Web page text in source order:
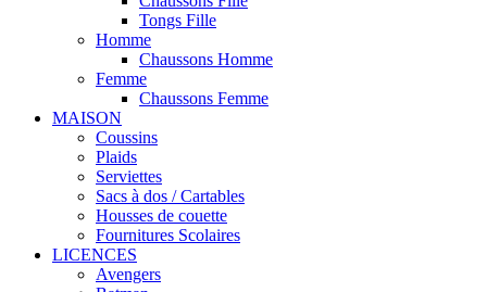
Tongs Fille
Homme
Chaussons Homme
Femme
Chaussons Femme
MAISON
Coussins
Plaids
Serviettes
Sacs à dos / Cartables
Housses de couette
Fournitures Scolaires
LICENCES
Avengers